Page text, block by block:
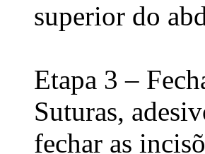
superior do
Etapa 3 –
Suturas,
fechar as